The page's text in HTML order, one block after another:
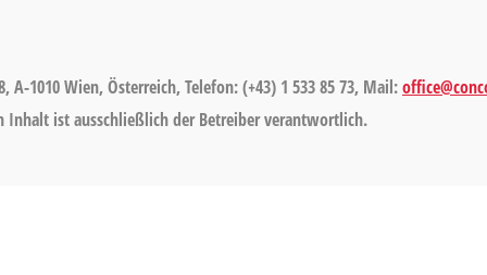
1010 Wien, Österreich, Telefon: (+43) 1 533 85 73, Mail:
Inhalt ist ausschließlich der Betreiber verantwortlich.